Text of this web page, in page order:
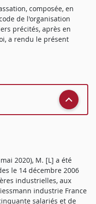
composée, en
de l'organisation
précités, après en
a rendu le présent
2020), M. [L] a été
le 14 décembre 2006
industrielles, aux
industrie France
salariés et de